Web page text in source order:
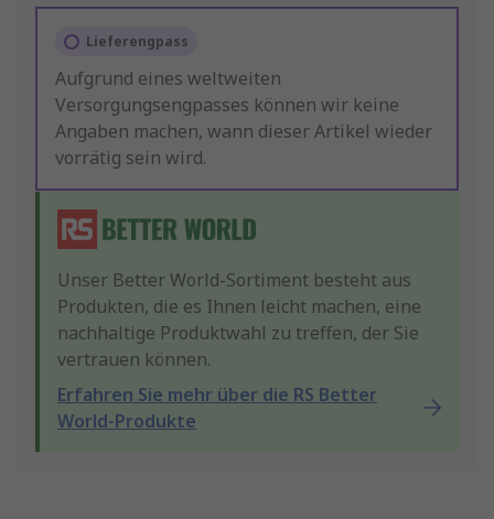
Lieferengpass
Aufgrund eines weltweiten
Versorgungsengpasses können wir keine
Angaben machen, wann dieser Artikel wieder
vorrätig sein wird.
Unser Better World-Sortiment besteht aus
Produkten, die es Ihnen leicht machen, eine
nachhaltige Produktwahl zu treffen, der Sie
vertrauen können.
Erfahren Sie mehr über die RS Better
World-Produkte